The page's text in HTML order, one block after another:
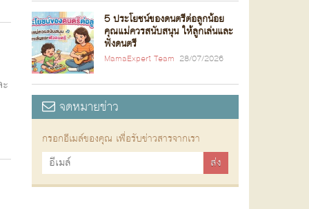
5 ประโยชน์ของดนตรีต่อลูกน้อย
คุณแม่ควรสนับสนุน ให้ลูกเล่นและ
ฟังดนตรี
MamaExpert Team 28/07/2026
จดหมายข่าว
กรอกอีเมล์ของคุณ เพื่อรับข่าวสารจากเรา